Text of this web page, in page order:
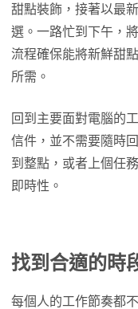
甜點裝飾，接著以最
選。一路忙到下午，
流程確保能將新鮮甜
所需。
回到主要面對電腦的
信件，並不需要隨時
到整點，或者上個任
即時性。
找到合適的時
每個人的工作節奏都